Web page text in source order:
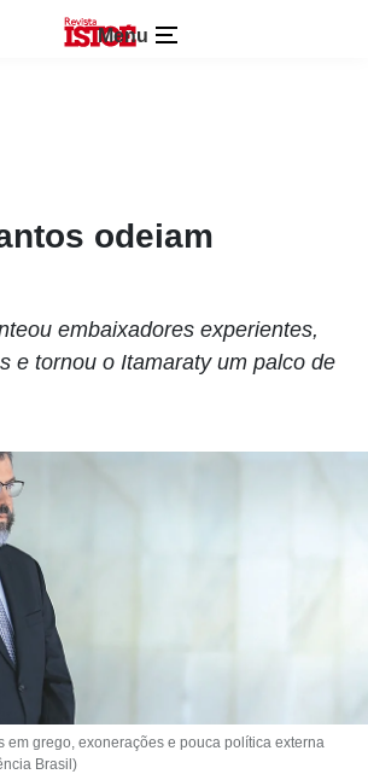
Menu
odeiam
embaixadores experientes,
e tornou o Itamaraty um palco de
em grego, exonerações e pouca política externa
Brasil)